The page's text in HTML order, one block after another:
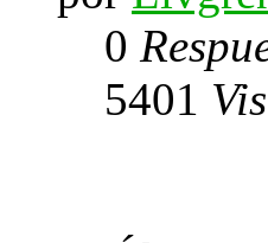
0
5401